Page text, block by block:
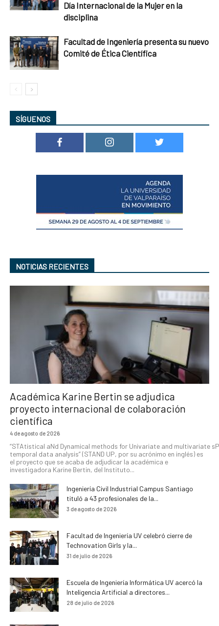
Día Internacional de la Mujer en la
disciplina
Facultad de Ingeniería presenta su nuevo
Comité de Ética Científica
SÍGUENOS
NOTICIAS RECIENTES
Académica Karine Bertin se adjudica
proyecto internacional de colaboración
científica
4 de agosto de 2026
“STAtistical aNd Dynamical methods for Univariate and multivariate
temporal data analysis” (STAND UP, por su acrónimo en inglés) es
el proyecto que se acaba de adjudicar la académica e
investigadora Karine Bertin, del Instituto...
Ingeniería Civil Industrial Campus Santiago
tituló a 43 profesionales de la...
3 de agosto de 2026
Facultad de Ingeniería UV celebró cierre de
Technovation Girls y la...
31 de julio de 2026
Escuela de Ingeniería Informática UV acercó la
Inteligencia Artificial a directores...
28 de julio de 2026